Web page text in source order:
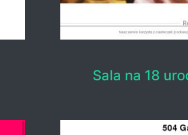
Sala na 18